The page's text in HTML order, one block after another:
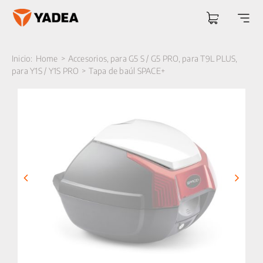
Saltar
Inicio: Home Accesorios para G5 S / G5 PRO para T9L PLUS
para Y1S / Y1S PRO
Tapa de baúl SPACE+